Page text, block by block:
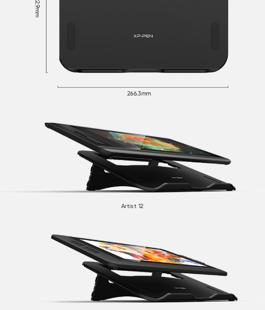
222.9mm
266.3mm
Artist 12